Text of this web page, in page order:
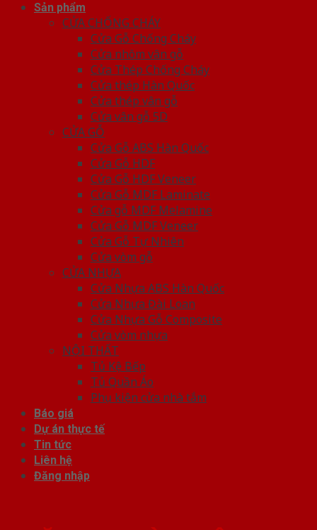
Sản phẩm
CỬA CHỐNG CHÁY
Cửa Gỗ Chống Cháy
Cửa nhôm vân gỗ
Cửa Thép Chống Cháy
Cửa thép Hàn Quốc
Cửa thép vân gỗ
Cửa vân gỗ 5D
CỬA GỖ
Cửa Gỗ ABS Hàn Quốc
Cửa Gỗ HDF
Cửa Gỗ HDF Veneer
Cửa Gỗ MDF Laminate
Cửa gỗ MDF Melamine
Cửa Gỗ MDF Veneer
Cửa Gỗ Tự Nhiên
Cửa vòm gỗ
CỬA NHỰA
Cửa Nhựa ABS Hàn Quốc
Cửa Nhựa Đài Loan
Cửa Nhựa Gỗ Composite
Cửa vòm nhựa
NỘI THẤT
Tủ Kệ Bếp
Tủ Quần Áo
Phụ kiện cửa nhà tắm
Báo giá
Dự án thực tế
Tin tức
Liên hệ
Đăng nhập